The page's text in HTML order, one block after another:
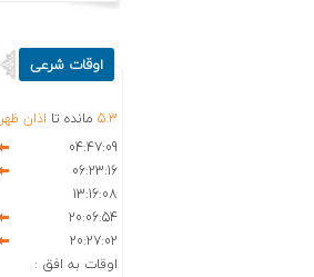
اوقات شرعی
5:3 مانده تا اذان ظهر
04:47:09
06:23:16
13:16:08
20:06:54
20:27:02
اوقات به افق :